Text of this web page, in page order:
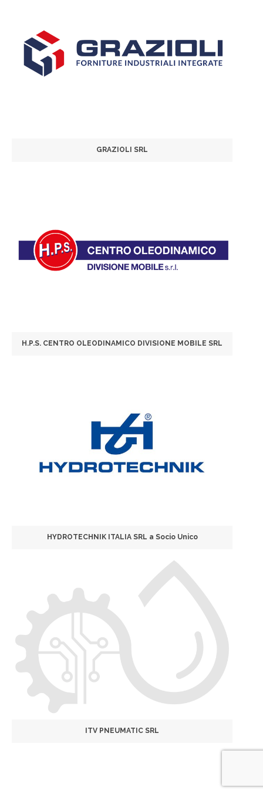
GRAZIOLI SRL
H.P.S. CENTRO OLEODINAMICO DIVISIONE MOBILE SRL
HYDROTECHNIK ITALIA SRL a Socio Unico
ITV PNEUMATIC SRL